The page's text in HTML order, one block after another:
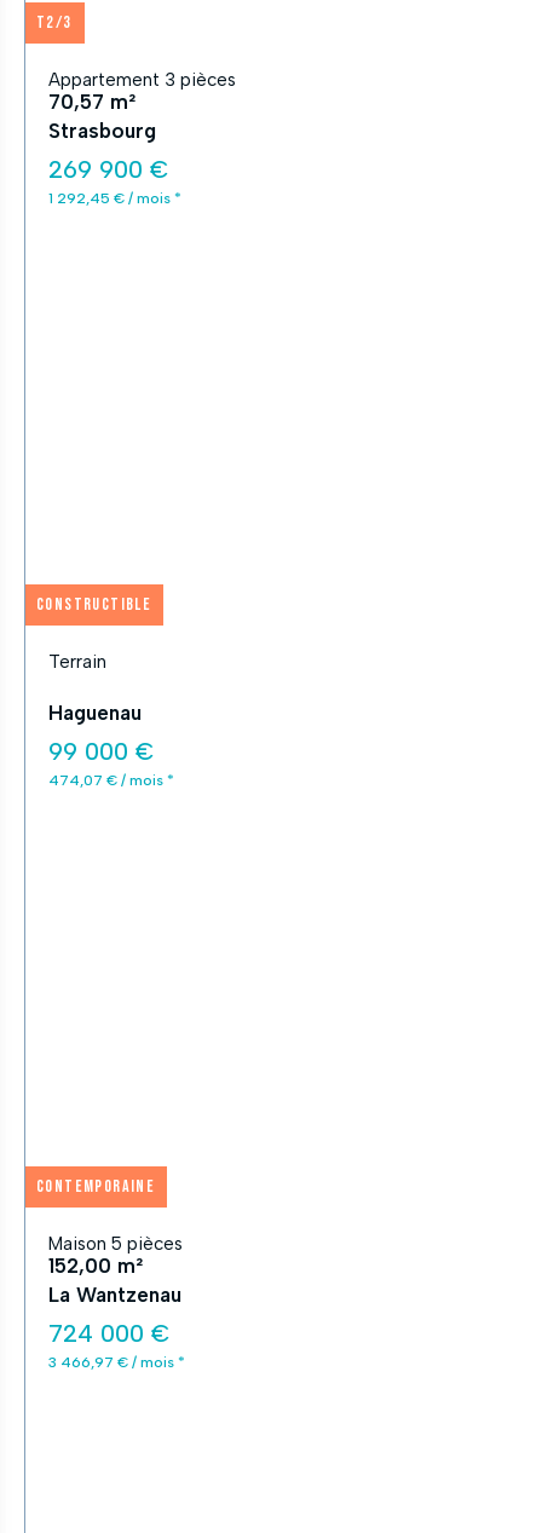
T2/3
Appartement 3 pièces
70,57 m²
Strasbourg
269 900 €
1 292,45 € / mois *
Constructible
Terrain
Haguenau
99 000 €
474,07 € / mois *
Contemporaine
Maison 5 pièces
152,00 m²
La Wantzenau
724 000 €
3 466,97 € / mois *